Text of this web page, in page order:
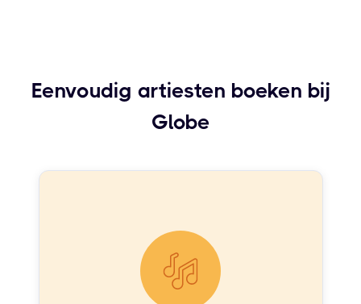
Eenvoudig artiesten boeken bij
Globe